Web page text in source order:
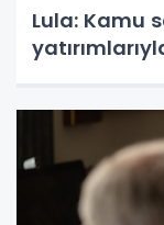
Lula: Kamu